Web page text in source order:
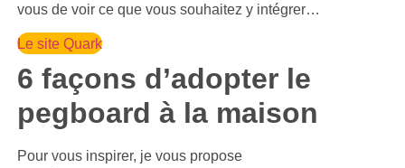
vous de voir ce que vous souhaitez y intégrer…
Le site Quark
6 façons d’adopter le
pegboard à la maison
Pour vous inspirer, je vous propose